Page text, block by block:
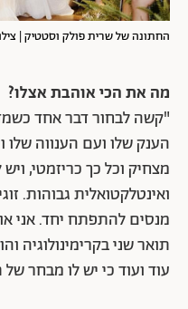
החתונה של שרית פולק וסטטיק |
מה את הכי אוהבת אצלו?
"קשה לבחור דבר אחד
הענק שלו ועם הענווה
מצחיק וכל כך כריזמטי,
ואינטלקטואלית גבוהות.
מנסים להתפתח יחד. אני
תואר שני בקרימינולוגיה
עוד ועוד כי יש לו מבחר